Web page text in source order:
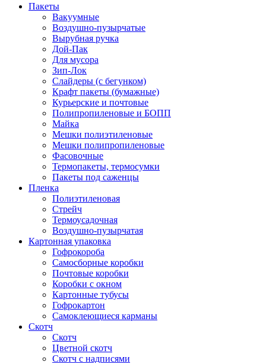
Пакеты
Вакуумные
Воздушно-пузырчатые
Вырубная ручка
Дой-Пак
Для мусора
Зип-Лок
Слайдеры (с бегунком)
Крафт пакеты (бумажные)
Курьерские и почтовые
Полипропиленовые и БОПП
Майка
Мешки полиэтиленовые
Мешки полипропиленовые
Фасовочные
Термопакеты, термосумки
Пакеты под саженцы
Пленка
Полиэтиленовая
Стрейч
Термоусадочная
Воздушно-пузырчатая
Картонная упаковка
Гофрокороба
Самосборные коробки
Почтовые коробки
Коробки с окном
Картонные тубусы
Гофрокартон
Самоклеющиеся карманы
Скотч
Скотч
Цветной скотч
Скотч с надписями